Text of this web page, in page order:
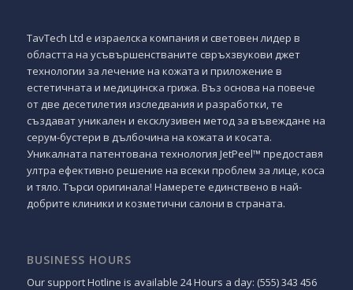
TavTech Ltd е израелска компания и световен лидер в
областта на усъвършенстваните свръхзвукови джет
технологии за лечение на кожата и приложение в
естетичната и медицинска грижа. Въз основа на повече
от две десетилетия изследвания и разработки, те
създават уникален и ексклузивен метод за въвеждане на
серум-бустери в дълбочина на кожата и косата.
Уникалната патентована технология JetPeel™ предоставя
ултра ефективно решение на всеки проблем за лице, коса
и тяло. Търси оригинала! Намерете единствено в най-
добрите клиники и козметични салони в страната.
BUSINESS HOURS
Our support Hotline is available 24 Hours a day: (555) 343 456